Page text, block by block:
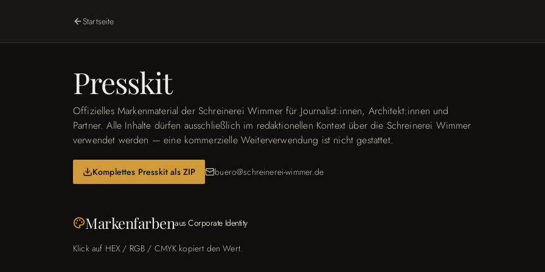
Startseite
Presskit
Offizielles Markenmaterial der Schreinerei Wimmer für Journalist:innen, Architekt:innen und
Partner. Alle Inhalte dürfen ausschließlich im redaktionellen Kontext über die Schreinerei Wimmer
verwendet werden — eine kommerzielle Weiterverwendung ist nicht gestattet.
Komplettes Presskit als ZIP buero@schreinerei-wimmer.de
Markenfarbenaus Corporate Identity
Klick auf HEX / RGB / CMYK kopiert den Wert.